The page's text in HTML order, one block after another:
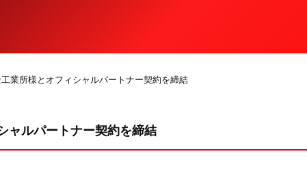
業所様とオフィシャルパートナー契約を締結
ャルパートナー契約を締結